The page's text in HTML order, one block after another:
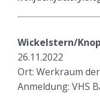
Wickelstern/
26.11.2022
Ort: Werkraum
Anmeldung: VHS